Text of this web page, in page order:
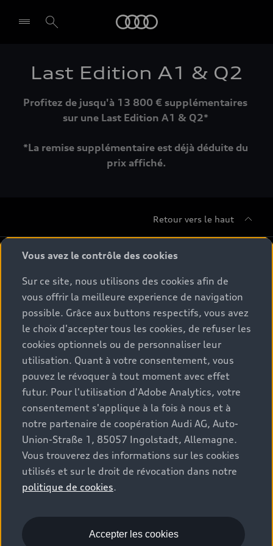
Last Edition A1 & Q2
Profitez de jusqu'à 13 800 € supplémentaires
sur une Last Edition A1 & Q2*
*La remise supplémentaire est déjà déduite du
prix affiché.
Retour vers le haut
Gamme
Tous les modèles
Comparer les modèles
Modèles électriques
Hybrides plug-in
Conseil & achat
Offres du moment
Configurateur
Véhicules neufs disponibles
Audi Gebrauchtwagen :plus
Clients professionnels
Audi exclusive
Service & Accessoires
Accessoires d'origine Audi
Audi Services
Services numériques Audi
myAudi
Garantie & assistance
Partenaire Service Audi
Espace client
Contact
Trouver mon partenaire Audi
Demande d'essai
Audi World
Stories of Progress
Audi quattro Cup
Stories of Luxembourg
© 2026 Audi AG. Tous droits réservés.
La marque Recrutement
WLTP
Emissions CO2
Mentions légales
Vous avez le contrôle des cookies
Sur ce site, nous utilisons des cookies afin de
vous offrir la meilleure experience de navigation
possible. Grâce aux buttons respectifs, vous avez
le choix d'accepter tous les cookies, de refuser les
cookies optionnels ou de personnaliser leur
utilisation. Quant à votre consentement, vous
pouvez le révoquer à tout moment avec effet
futur. Pour l'utilisation d'Adobe Analytics, votre
consentement s'applique à la fois à nous et à
notre partenaire de coopération Audi AG, Auto-
Union-Straße 1, 85057 Ingolstadt, Allemagne.
Vous trouverez des informations sur les cookies
utilisés et sur le droit de révocation dans notre
politique de cookies.
Accepter les cookies